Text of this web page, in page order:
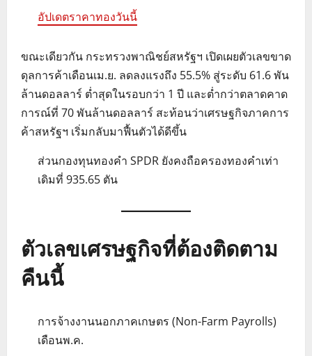
อัปเดตราคาทองวันนี้
ขณะเดียวกัน กระทรวงพาณิชย์สหรัฐฯ เปิดเผยตัวเลขขาด
ดุลการค้าเดือนเม.ย. ลดลงแรงถึง 55.5% สู่ระดับ 61.6 พัน
ล้านดอลลาร์ ต่ำสุดในรอบกว่า 1 ปี และต่ำกว่าตลาดคาด
การณ์ที่ 70 พันล้านดอลลาร์ สะท้อนว่าเศรษฐกิจภาคการ
ค้าสหรัฐฯ เริ่มกลับมาฟื้นตัวได้ดีขึ้น
ส่วนกองทุนทองคำ SPDR ยังคงถือครองทองคำเท่า
เดิมที่ 935.65 ตัน
ตัวเลขเศรษฐกิจที่ต้องติดตาม
คืนนี้
การจ้างงานนอกภาคเกษตร (Non-Farm Payrolls)
เดือนพ.ค.